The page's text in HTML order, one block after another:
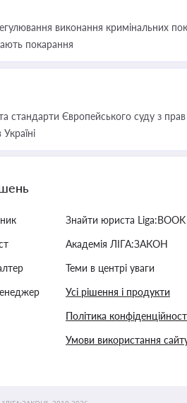
виконання кримінальних
покарання
стандарти Європейського суду з
Знайти юриста Liga:BOOK
Академія ЛІГА:ЗАКОН
Теми в центрі уваги
Усі рішення і продукти
Політика
Умови використання